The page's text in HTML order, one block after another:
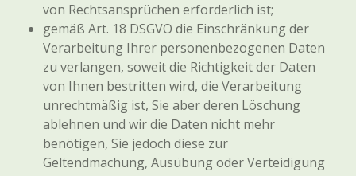
von Rechtsansprüchen erforderlich ist;
gemäß Art. 18 DSGVO die Einschränkung der
Verarbeitung Ihrer personenbezogenen Daten
zu verlangen, soweit die Richtigkeit der Daten
von Ihnen bestritten wird, die Verarbeitung
unrechtmäßig ist, Sie aber deren Löschung
ablehnen und wir die Daten nicht mehr
benötigen, Sie jedoch diese zur
Geltendmachung, Ausübung oder Verteidigung